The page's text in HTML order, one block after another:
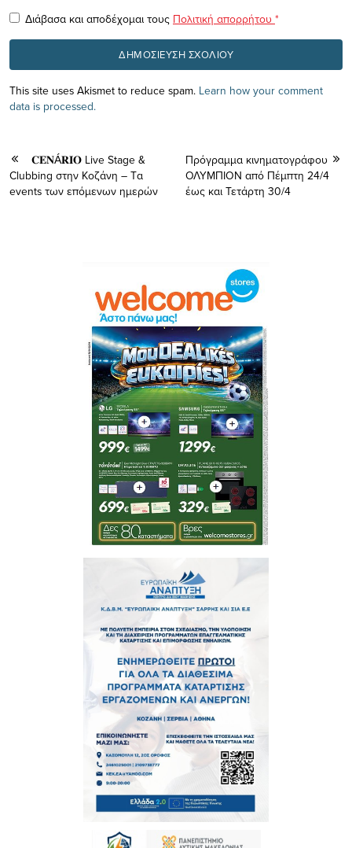
Διάβασα και αποδέχομαι τους Πολιτική απορρήτου *
This site uses Akismet to reduce spam. Learn how your comment
data is processed.
𝐂𝐄𝐍Á𝐑𝐈𝐎 Live Stage &
Clubbing στην Κοζάνη – Tα
events των επόμενων ημερών
Πρόγραμμα κινηματογράφου
ΟΛΥΜΠΙΟΝ από Πέμπτη 24/4
έως και Τετάρτη 30/4